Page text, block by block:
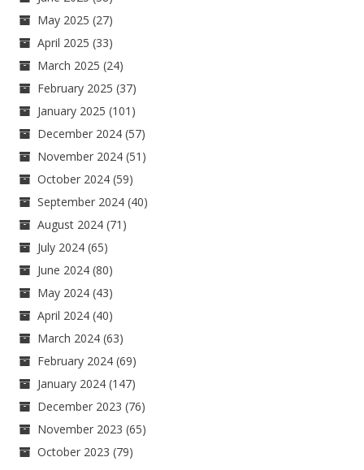
May 2025 (27)
April 2025 (33)
March 2025 (24)
February 2025 (37)
January 2025 (101)
December 2024 (57)
November 2024 (51)
October 2024 (59)
September 2024 (40)
August 2024 (71)
July 2024 (65)
June 2024 (80)
May 2024 (43)
April 2024 (40)
March 2024 (63)
February 2024 (69)
January 2024 (147)
December 2023 (76)
November 2023 (65)
October 2023 (79)